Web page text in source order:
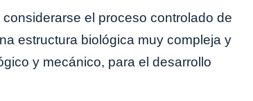
el proceso controlado de
estructura biológica muy compleja y
y mecánico, para el desarrollo